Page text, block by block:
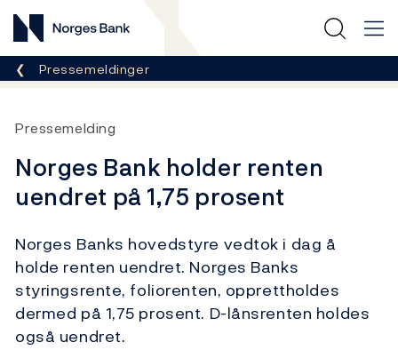
Norges Bank
Her er du nå:
Pressemeldinger
Pressemelding
Norges Bank holder renten
uendret på 1,75 prosent
Norges Banks hovedstyre vedtok i dag å
holde renten uendret. Norges Banks
styringsrente, foliorenten, opprettholdes
dermed på 1,75 prosent. D-lånsrenten holdes
også uendret.